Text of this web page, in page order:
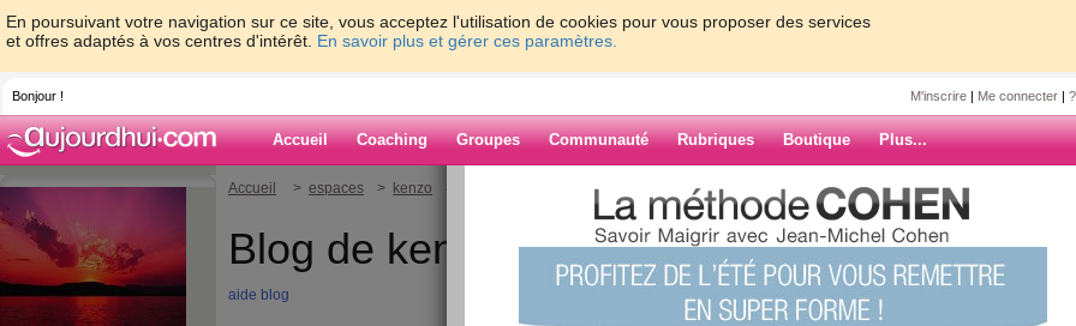
En poursuivant votre navigation sur ce site, vous acceptez l'utilisation de cookies pour vous proposer des services
et offres adaptés à vos centres d'intérêt. En savoir plus et gérer ces paramètres.
Bonjour ! M'inscrire | Me connecter |
Accueil Coaching Groupes Communauté Rubriques Boutique Plus...
Accueil > espaces > kenzo > manque de persévérence,
Blog de kenzo
aide blog